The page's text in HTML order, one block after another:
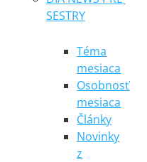
SESTRY
Téma
mesiaca
Osobnosť
mesiaca
Články
Novinky
z